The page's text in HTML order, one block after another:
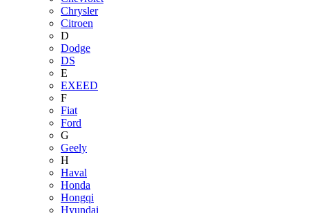
Chrysler
Citroen
D
Dodge
DS
E
EXEED
F
Fiat
Ford
G
Geely
H
Haval
Honda
Hongqi
Hyundai